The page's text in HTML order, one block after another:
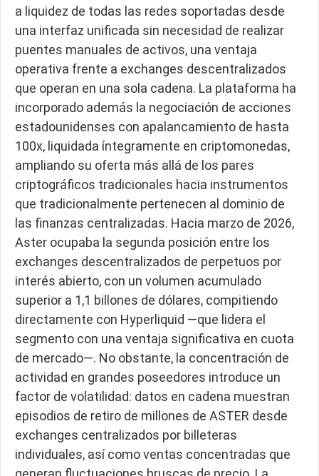
a liquidez de todas las redes soportadas desde
una interfaz unificada sin necesidad de realizar
puentes manuales de activos, una ventaja
operativa frente a exchanges descentralizados
que operan en una sola cadena. La plataforma ha
incorporado además la negociación de acciones
estadounidenses con apalancamiento de hasta
100x, liquidada íntegramente en criptomonedas,
ampliando su oferta más allá de los pares
criptográficos tradicionales hacia instrumentos
que tradicionalmente pertenecen al dominio de
las finanzas centralizadas. Hacia marzo de 2026,
Aster ocupaba la segunda posición entre los
exchanges descentralizados de perpetuos por
interés abierto, con un volumen acumulado
superior a 1,1 billones de dólares, compitiendo
directamente con Hyperliquid —que lidera el
segmento con una ventaja significativa en cuota
de mercado—. No obstante, la concentración de
actividad en grandes poseedores introduce un
factor de volatilidad: datos en cadena muestran
episodios de retiro de millones de ASTER desde
exchanges centralizados por billeteras
individuales, así como ventas concentradas que